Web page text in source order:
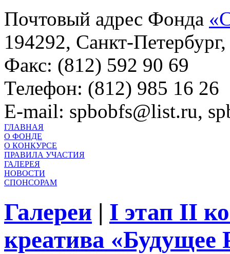
Почтовый адрес Фонда
194292, Санкт-
Факс: (812) 592 90 69
Телефон: (812) 985 16 26
E-mail: spbobfs@list.ru,
ГЛАВНАЯ
О ФОНДЕ
О КОНКУРСЕ
ПРАВИЛА УЧАСТИЯ
ГАЛЕРЕЯ
НОВОСТИ
СПОНСОРАМ
Галереи | I этап II
креатива «Будущее